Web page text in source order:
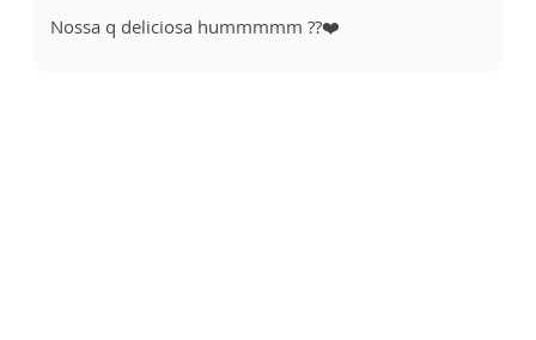
Nossa q deliciosa hummmmm ??❤️